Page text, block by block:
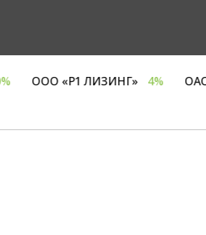
6.70% ООО «Р1 ЛИЗИНГ»